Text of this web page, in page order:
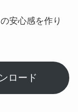
安心感を作り
ロード